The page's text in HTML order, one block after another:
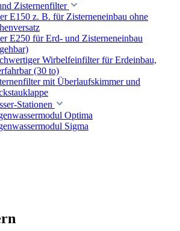
Zisternenfilter
E150 z. B. für Zisterneneinbau ohne
E250 für Erd- und Zisterneneinbau
Wirbelfeinfilter für Erdeinbau,
(30 to)
mit Überlaufskimmer und
Stationen
Optima
Sigma